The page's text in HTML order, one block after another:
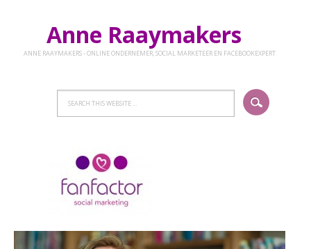
Anne Raaymakers
ANNE RAAYMAKERS - ONLINE ONDERNEMER, SOCIAL MARKETEER EN FACEBOOKEXPERT